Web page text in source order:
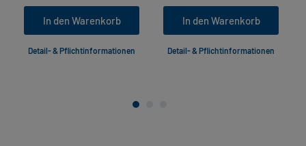
In den Warenkorb
Detail- & Pflichtinformationen
In den Warenkorb
Detail- & Pflichtinformationen